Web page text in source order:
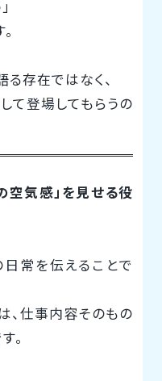
存在ではなく、
して登場してもらうの
空気感」を見せる役
常を伝えることで
、仕事内容そのもの
。